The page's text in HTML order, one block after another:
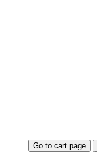
Go to cart page